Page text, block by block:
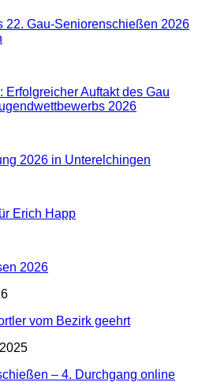
22. Gau-Seniorenschießen 2026
Erfolgreicher Auftakt des Gau
2026
2026 in Unterelchingen
Erich Happ
2026
vom Bezirk geehrt
– 4. Durchgang online